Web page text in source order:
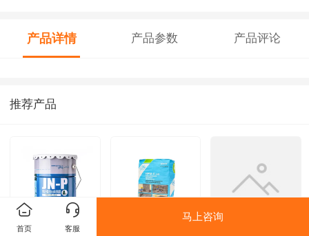
产品详情 产品参数 产品评论
推荐产品
首页 客服
马上咨询